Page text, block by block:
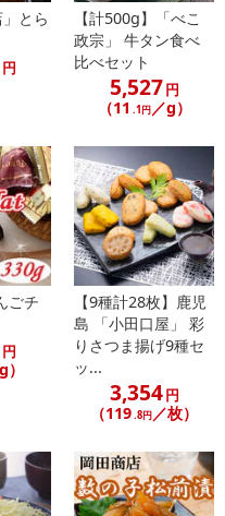
ます。
送日数などにより異なります
ません。
き、お届けする商品セット
込みください。
成分など含む）等により、
ど、お届け商品と多少異な
示制度]の経過措置期間の終
原材料の表記が旧表記の場
みください。なお、本理由
換は対応いたしかねます。
」とら
円
【計500g】「べこ
政宗」 牛タン食べ
比べセット
5,527円
（11 .1円／g）
ごチ
円
【9種計28枚】鹿児
島 「小田口屋」 彩
りさつま揚げ9種セ
ッ...
3,354円
（119.8円／枚）